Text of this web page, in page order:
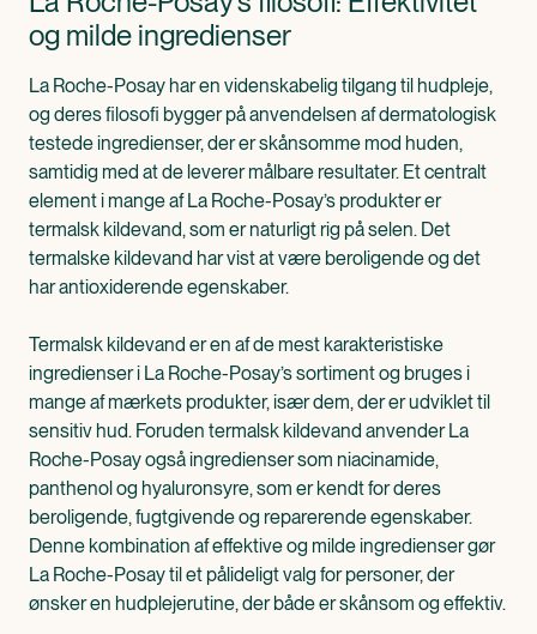
og milde ingredienser
La Roche-Posay har en videnskabelig tilgang til hudpleje,
og deres filosofi bygger på anvendelsen af dermatologisk
testede ingredienser, der er skånsomme mod huden,
samtidig med at de leverer målbare resultater. Et centralt
element i mange af La Roche-Posay’s produkter er
termalsk kildevand, som er naturligt rig på selen. Det
termalske kildevand har vist at være beroligende og det
har antioxiderende egenskaber.
Termalsk kildevand er en af de mest karakteristiske
ingredienser i La Roche-Posay’s sortiment og bruges i
mange af mærkets produkter, især dem, der er udviklet til
sensitiv hud. Foruden termalsk kildevand anvender La
Roche-Posay også ingredienser som niacinamide,
panthenol og hyaluronsyre, som er kendt for deres
beroligende, fugtgivende og reparerende egenskaber.
Denne kombination af effektive og milde ingredienser gør
La Roche-Posay til et pålideligt valg for personer, der
ønsker en hudplejerutine, der både er skånsom og effektiv.